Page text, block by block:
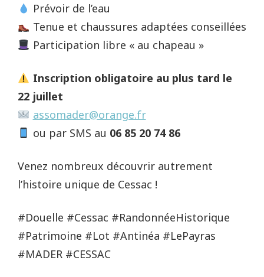
Prévoir de l’eau
Tenue et chaussures adaptées conseillées
Participation libre « au chapeau »
Inscription obligatoire au plus tard le
22 juillet
assomader@orange.fr
ou par SMS au 06 85 20 74 86
Venez nombreux découvrir autrement
l’histoire unique de Cessac !
#Douelle #Cessac #RandonnéeHistorique
#Patrimoine #Lot #Antinéa #LePayras
#MADER #CESSAC